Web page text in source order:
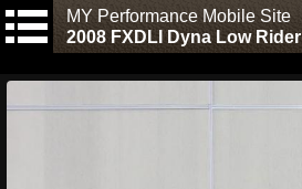
MY Performance Mobile Site
2008 FXDLI Dyna Low Rider